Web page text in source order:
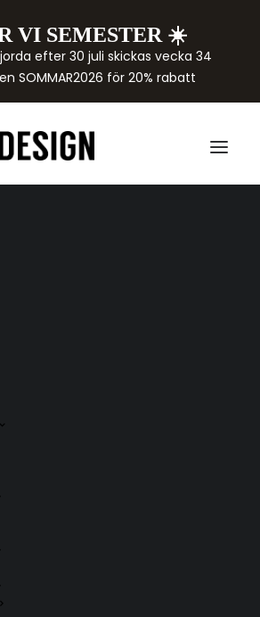
VI SEMESTER ☀️
efter 30 juli skickas vecka 34
SOMMAR2026 för 20% rabatt